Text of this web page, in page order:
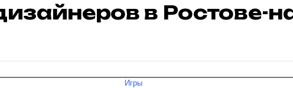
в Ростове-
Игры